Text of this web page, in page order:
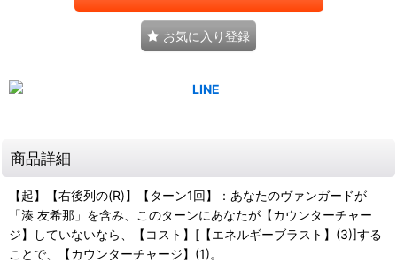
お気に入り登録
商品詳細
【起】【右後列の(R)】【ターン1回】：あなたのヴァンガードが
「湊 友希那」を含み、このターンにあなたが【カウンターチャー
ジ】していないなら、【コスト】[【エネルギーブラスト】(3)]する
ことで、【カウンターチャージ】(1)。